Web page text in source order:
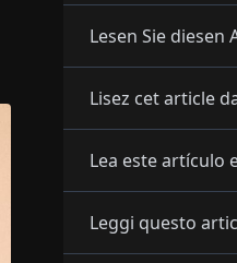
Lesen Sie diesen
Lisez cet article
Lea este artículo
Leggi questo